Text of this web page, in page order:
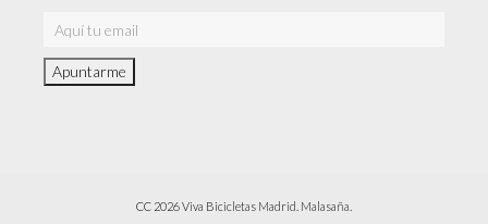
CC 2026 Viva Bicicletas Madrid. Malasaña.